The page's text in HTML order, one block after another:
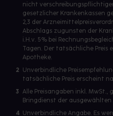
nicht
gesetzlicher Krankenkassen
2,3 der
Abschlags zugunsten der
i.H.v. 5% bei
Tagen. Der tatsächliche Preis
Apotheke.
2 Unverbindliche
tatsächliche Preis erscheint
3 Alle Preisangaben inkl. MwSt.,
Bringdienst der ausgewählten
4 Unverbindliche Angabe. Es